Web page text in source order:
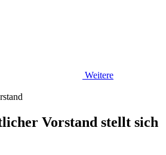
Weitere
Vorstand stellt sich